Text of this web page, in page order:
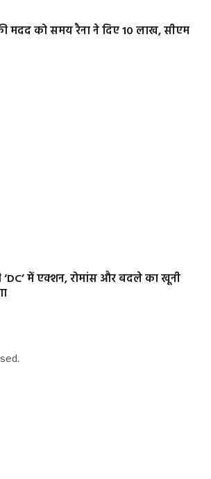
मदद को समय रैना ने दिए 10 लाख, सीएम
में एक्शन, रोमांस और बदले का खूनी